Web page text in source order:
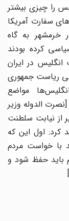
را چیزی بیشتر
سفارت آمریکا
به گاه
کرده بودند
در ایران
ریاست جمهوری
مواضع
الدوله وزیر
از نیابت سلطنت
اول این که
با خواست مردم
حفظ شود و